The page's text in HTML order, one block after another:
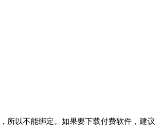
所以不能绑定。如果要下载付费软件，建议